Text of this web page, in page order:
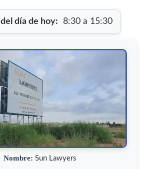
día de hoy: 8:30 a 15:30
Nombre: Sun Lawyers